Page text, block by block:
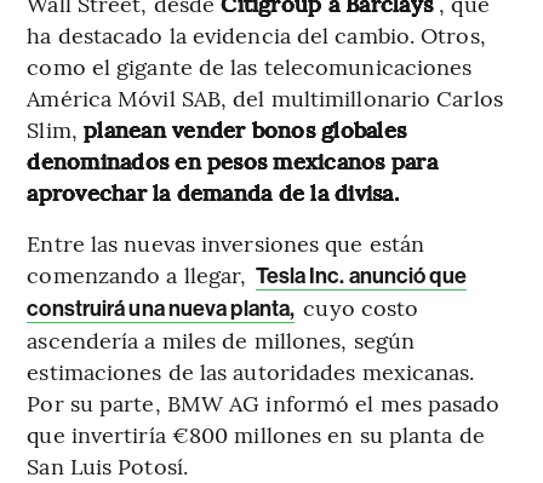
ha destacado la evidencia del cambio. Otros,
como el gigante de las telecomunicaciones
América Móvil SAB, del multimillonario Carlos
Slim, planean vender bonos globales
denominados en pesos mexicanos para
aprovechar la demanda de la divisa.
Entre las nuevas inversiones que están
comenzando a llegar, Tesla Inc. anunció que
construirá una nueva planta, cuyo costo
ascendería a miles de millones, según
estimaciones de las autoridades mexicanas.
Por su parte, BMW AG informó el mes pasado
que invertiría €800 millones en su planta de
San Luis Potosí.